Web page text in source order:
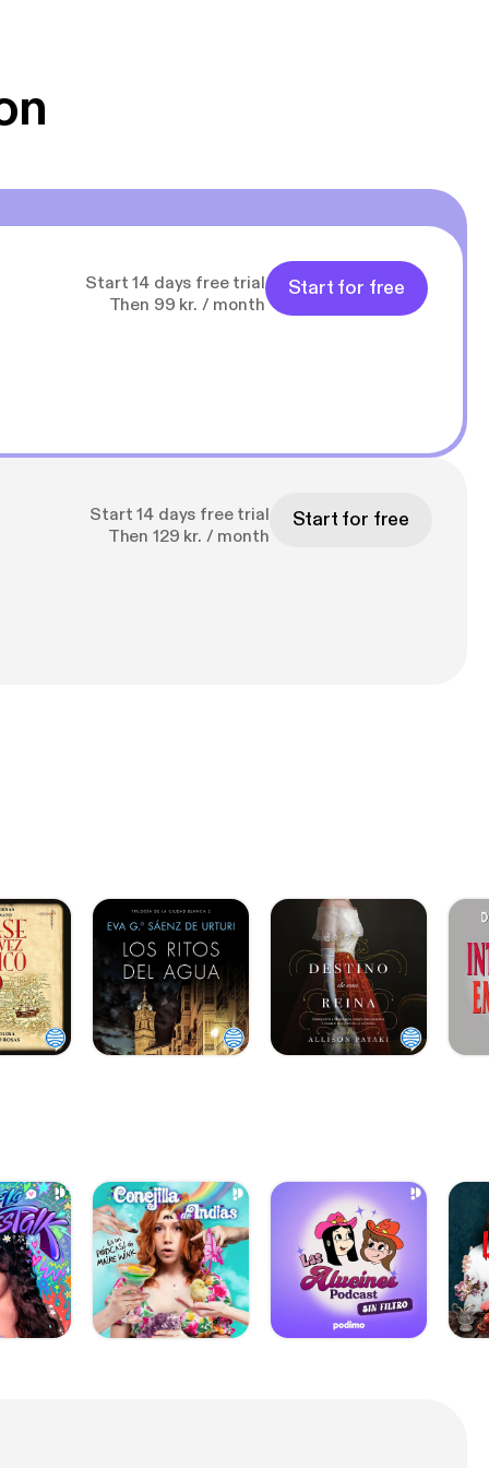
– Sue
Start 14 days free trial
Then 99 kr. / month
Start for free
Start 14 days free trial
Then 129 kr. / month
Start for free